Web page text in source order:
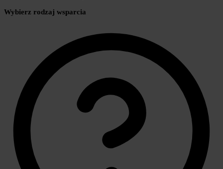
Wybierz rodzaj wsparcia